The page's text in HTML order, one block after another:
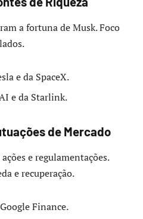
a fortuna de Musk. Foco
e da SpaceX.
e da Starlink.
de Mercado
e regulamentações.
e recuperação.
Finance.